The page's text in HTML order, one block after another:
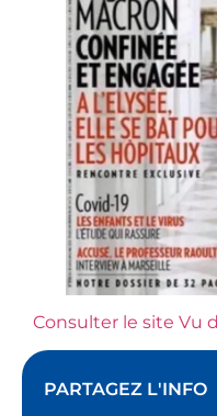
Consulter le site Vu
PARTAGEZ L'INFO